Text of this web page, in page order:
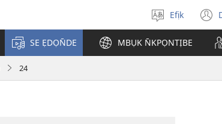
Mek
usem
Efịk
SE ẸDỌN̄DE MBỤK N̄KPỌNTỊBE
24